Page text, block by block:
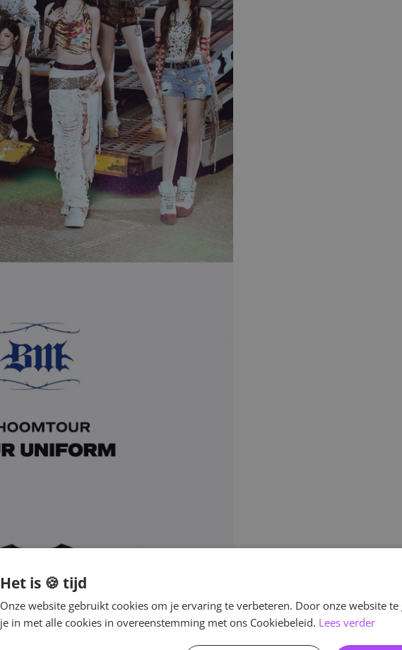
Het is 🍪 tijd
Onze website gebruikt cookies om je ervaring te verbeteren. Door onze website
je in met alle cookies in overeenstemming met ons Cookiebeleid. Lees verder